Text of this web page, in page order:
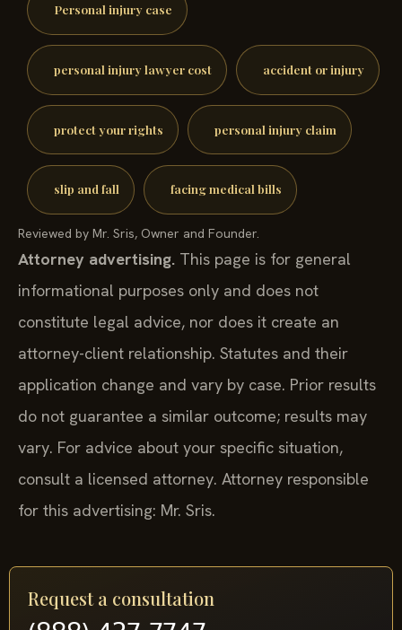
Personal injury case
personal injury lawyer cost accident or injury
protect your rights personal injury claim
slip and fall facing medical bills
Reviewed by Mr. Sris, Owner and Founder.
Attorney advertising. This page is for general
informational purposes only and does not
constitute legal advice, nor does it create an
attorney-client relationship. Statutes and their
application change and vary by case. Prior results
do not guarantee a similar outcome; results may
vary. For advice about your specific situation,
consult a licensed attorney. Attorney responsible
for this advertising: Mr. Sris.
Request a consultation